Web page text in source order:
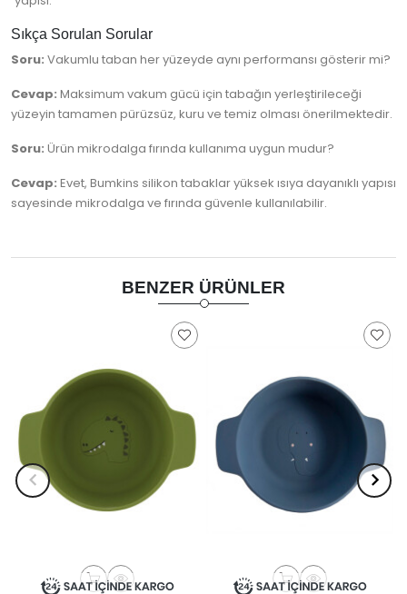
Sıkça Sorulan Sorular
Soru: Vakumlu taban her yüzeyde aynı performansı gösterir mi?
Cevap: Maksimum vakum gücü için tabağın yerleştirileceği
yüzeyin tamamen pürüzsüz, kuru ve temiz olması önerilmektedir.
Soru: Ürün mikrodalga fırında kullanıma uygun mudur?
Cevap: Evet, Bumkins silikon tabaklar yüksek ısıya dayanıklı yapısı
sayesinde mikrodalga ve fırında güvenle kullanılabilir.
BENZER ÜRÜNLER